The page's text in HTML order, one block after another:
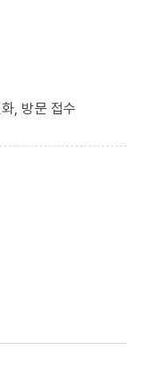
, 방문 접수